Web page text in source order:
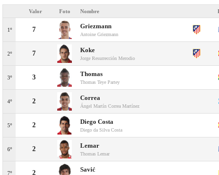
Valor Foto Nombre
1º 7 Griezmann
Antoine Griezmann
2º 7 Koke
Jorge Resurrección Merodio
3º 3 Thomas
Thomas Teye Partey
4º 2 Correa
Ángel Martín Correa Martínez
5º 2 Diego Costa
Diego da Silva Costa
6º 2 Lemar
Thomas Lemar
7º 2 Savić